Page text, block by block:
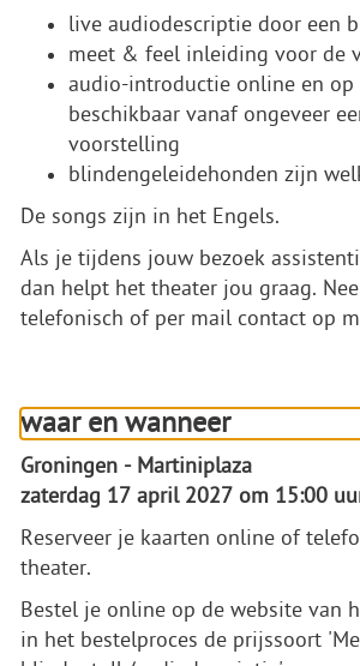
live audiodescriptie door een
meet & feel inleiding voor de
audio-introductie online en op
beschikbaar vanaf ongeveer
voorstelling
blindengeleidehonden zijn
De songs zijn in het Engels.
Als je tijdens jouw bezoek
dan helpt het theater jou graag.
telefonisch of per mail contact op
waar en wanneer
Groningen - Martiniplaza
zaterdag 17 april 2027 om 15:00
Reserveer je kaarten online of
theater.
Bestel je online op de website van
in het bestelproces de prijssoort